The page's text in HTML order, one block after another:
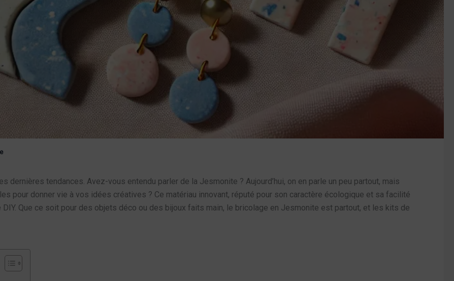
dernières tendances. Avez-vous entendu parler de la Jesmonite ? Aujourd’hui, on en parle un peu partout, mais
pour donner vie à vos idées créatives ? Ce matériau innovant, réputé pour son caractère écologique et sa facilité
DIY. Que ce soit pour des objets déco ou des bijoux faits main, le bricolage en Jesmonite est partout, et les kits de